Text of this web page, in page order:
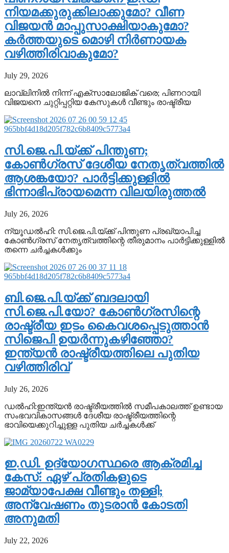
നിയമക്കുരുക്കിലാക്കുമോ? വീണ
വിജയൻ മാപ്പുസാക്ഷിയാകുമോ?
കർത്തയുടെ മൊഴി നിർണായക
വഴിത്തിരിവാകുമോ?
July 29, 2026
ലാവ്‌ലിനിൽ നിന്ന് എക്‌സാലോജിക് വരെ; പിണറായി
വിജയനെ ചുറ്റിപ്പറ്റിയ കേസുകൾ വീണ്ടും രാഷ്ട്രീയ
സി.ജെ.പി.യ്ക്ക് പിന്തുണ;
കോൺഗ്രസ് ദേശീയ നേതൃത്വത്തിൽ
ആശങ്കയോ? പാർട്ടിക്കുള്ളിൽ
ഭിന്നാഭിപ്രായമെന്ന വിലയിരുത്തൽ
July 26, 2026
ന്യൂഡൽഹി: സി.ജെ.പി.യ്ക്ക് പിന്തുണ പ്രഖ്യാപിച്ച
കോൺഗ്രസ് നേതൃത്വത്തിന്റെ തീരുമാനം പാർട്ടിക്കുള്ളിൽ
തന്നെ ചർച്ചകൾക്കും
ബി.ജെ.പി.യ്ക്ക് ബദലായി
സി.ജെ.പി.യോ? കോൺഗ്രസിന്റെ
രാഷ്ട്രീയ ഇടം കൈവശപ്പെടുത്താൻ
സിജെപി ഉയർന്നുകഴിഞ്ഞോ?
ഇന്ത്യൻ രാഷ്ട്രീയത്തിലെ പുതിയ
വഴിത്തിരിവ്
July 26, 2026
ഡൽഹി:ഇന്ത്യൻ രാഷ്ട്രീയത്തിൽ സമീപകാലത്ത് ഉണ്ടായ
സംഭവവികാസങ്ങൾ ദേശീയ രാഷ്ട്രീയത്തിന്റെ
ഭാവിയെക്കുറിച്ചുള്ള പുതിയ ചർച്ചകൾക്ക്
ഇ.ഡി. ഉദ്യോഗസ്ഥരെ ആക്രമിച്ച
കേസ്: ഏഴ് പ്രതികളുടെ
ജാമ്യാപേക്ഷ വീണ്ടും തള്ളി;
അന്വേഷണം തുടരാൻ കോടതി
അനുമതി
July 22, 2026